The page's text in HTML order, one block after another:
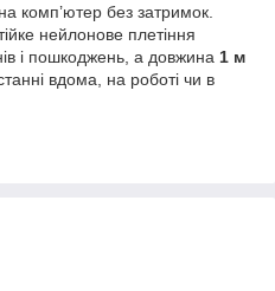
комп’ютер без затримок.
нейлонове плетіння
і пошкоджень, а довжина 1 м
вдома, на роботі чи в